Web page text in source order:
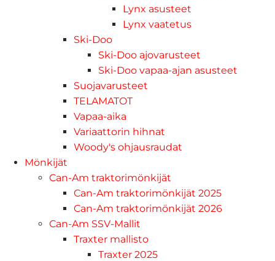
Lynx asusteet
Lynx vaatetus
Ski-Doo
Ski-Doo ajovarusteet
Ski-Doo vapaa-ajan asusteet
Suojavarusteet
TELAMATOT
Vapaa-aika
Variaattorin hihnat
Woody's ohjausraudat
Mönkijät
Can-Am traktorimönkijät
Can-Am traktorimönkijät 2025
Can-Am traktorimönkijät 2026
Can-Am SSV-Mallit
Traxter mallisto
Traxter 2025